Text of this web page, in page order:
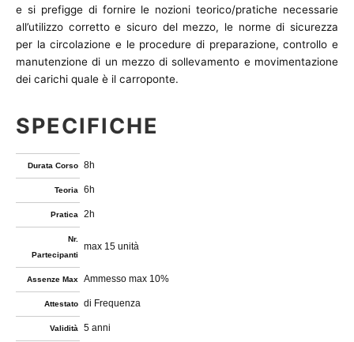
e si prefigge di fornire le nozioni teorico/pratiche necessarie
all’utilizzo corretto e sicuro del mezzo, le norme di sicurezza
per la circolazione e le procedure di preparazione, controllo e
manutenzione di un mezzo di sollevamento e movimentazione
dei carichi quale è il carroponte.
SPECIFICHE
Durata Corso 8h
Teoria 6h
Pratica 2h
Nr.
Partecipanti
max 15 unità
Assenze Max Ammesso max 10%
Attestato di Frequenza
Validità 5 anni